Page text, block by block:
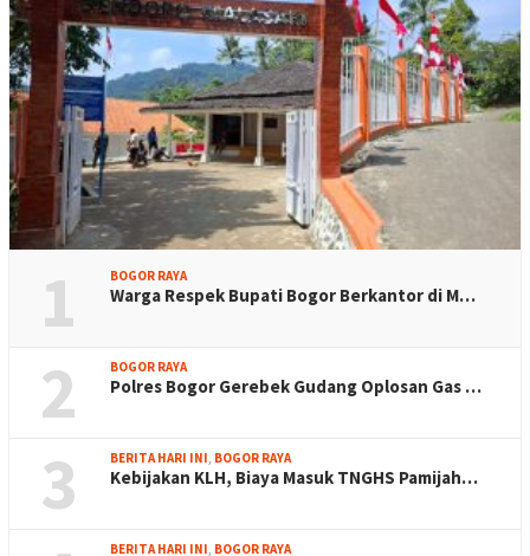
1 BOGOR RAYA
Warga Respek Bupati Bogor Berkantor di M…
2 BOGOR RAYA
Polres Bogor Gerebek Gudang Oplosan Gas …
3 BERITA HARI INI BOGOR RAYA
Kebijakan KLH, Biaya Masuk TNGHS Pamijah…
BERITA HARI INI BOGOR RAYA